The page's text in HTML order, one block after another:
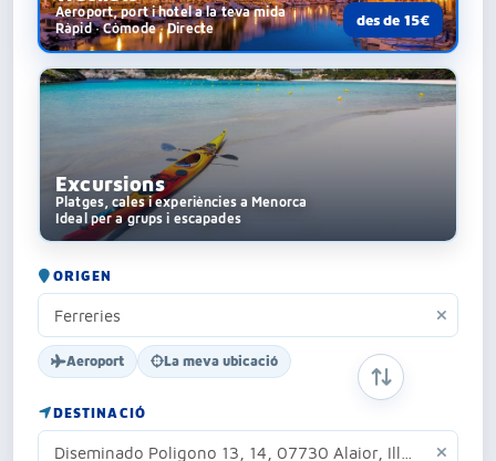
Aeroport, port i hotel a la teva mida
Ràpid · Còmode · Directe
des de 15€
Excursions
Platges, cales i experiències a Menorca
Ideal per a grups i escapades
ORIGEN
Aeroport La meva ubicació
DESTINACIÓ